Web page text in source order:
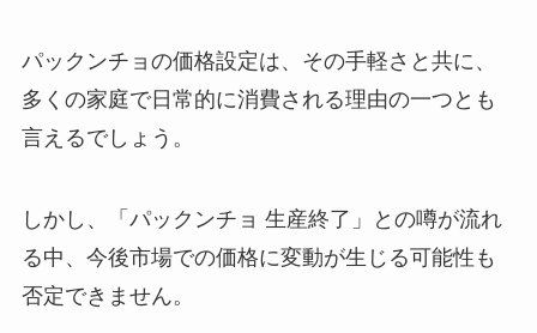
パックンチョの価格設定は、その手軽さと共に、
多くの家庭で日常的に消費される理由の一つとも
言えるでしょう。
しかし、「パックンチョ 生産終了」との噂が流れ
る中、今後市場での価格に変動が生じる可能性も
否定できません。